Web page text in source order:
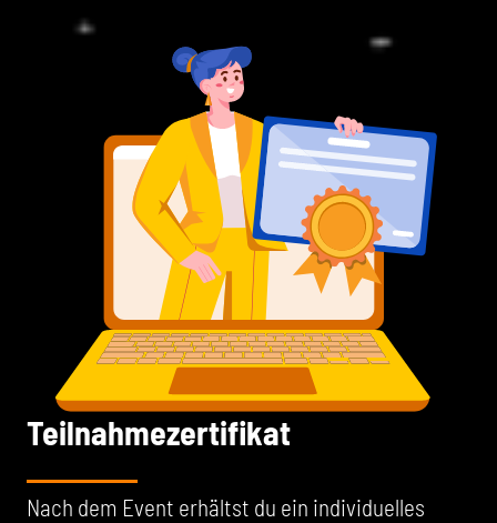
Teilnahmezertifikat
Nach dem Event erhältst du ein individuelles